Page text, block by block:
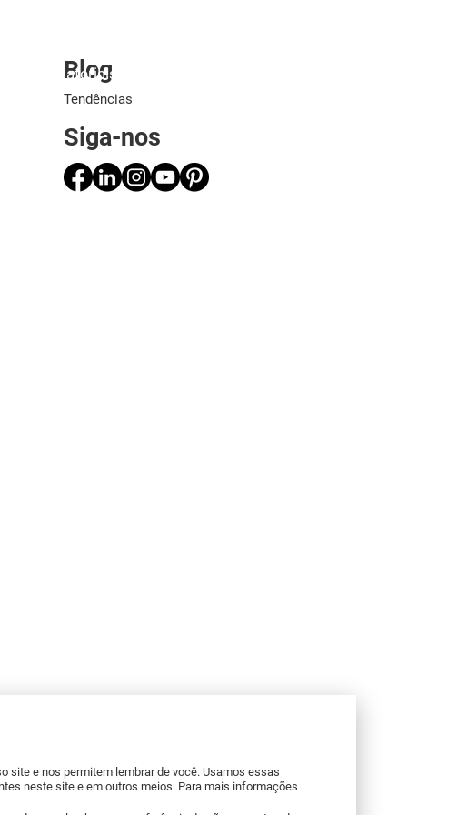
Materiais
site e nos permitem lembrar de você. Usamos essas
neste site e em outros meios. Para mais informações
Blog
Tendências
Siga-nos